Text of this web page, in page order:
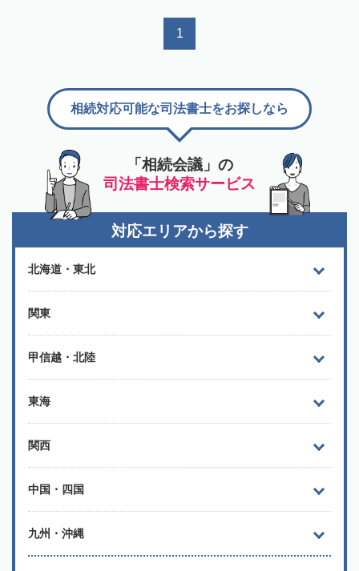
1
「相続会議」の
司法書士検索サービス
相続対応可能な司法書士をお探しなら
対応エリアから探す
北海道・東北
関東
甲信越・北陸
東海
関西
中国・四国
九州・沖縄